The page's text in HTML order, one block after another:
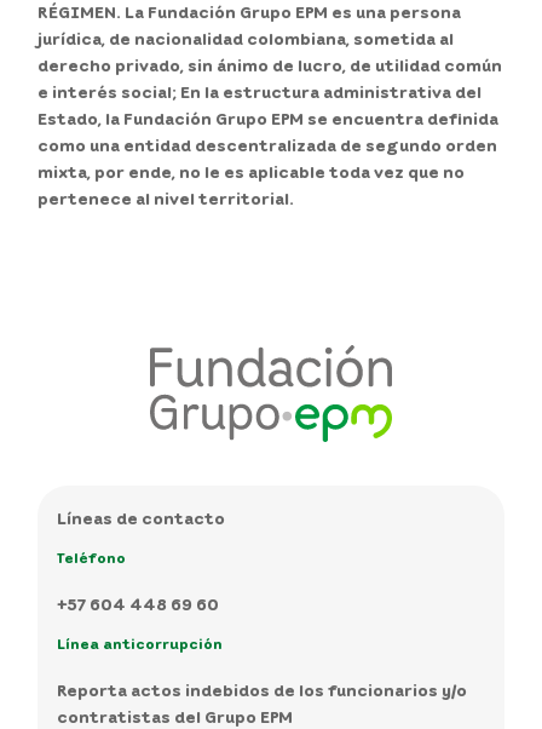
Pagos PSE
RÉGIMEN. La Fundación Grupo EPM es una persona
jurídica, de nacionalidad colombiana, sometida al
derecho privado, sin ánimo de lucro, de utilidad común
e interés social; En la estructura administrativa del
Estado, la Fundación Grupo EPM se encuentra definida
como una entidad descentralizada de segundo orden
mixta, por ende, no le es aplicable toda vez que no
pertenece al nivel territorial.
Líneas de contacto
Teléfono
+57 604 448 69 60
Línea anticorrupción
Reporta actos indebidos de los funcionarios y/o
contratistas del Grupo EPM